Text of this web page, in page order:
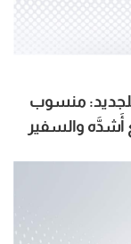
للجديد: منسوب
أَشدَّه والسفير